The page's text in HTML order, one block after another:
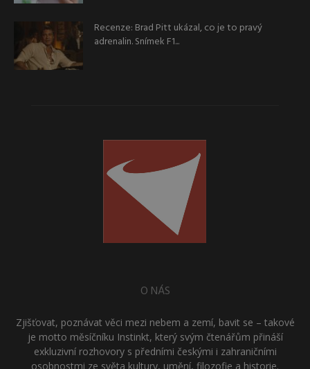
Recenze: Brad Pitt ukázal, co je to pravý
adrenalin. Snímek F1...
O NÁS
Zjišťovat, poznávat věci mezi nebem a zemí, bavit se – takové
je motto měsíčníku Instinkt, který svým čtenářům přináší
exkluzivní rozhovory s předními českými i zahraničními
osobnostmi ze světa kultury, umění, filozofie a historie.